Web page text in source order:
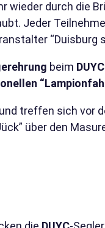
wieder durch die
Jeder
“Duisburg
beim DUYC
treffen sich vor
über den